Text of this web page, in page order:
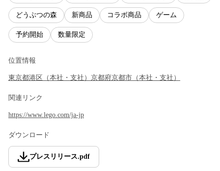
どうぶつの森 新商品 コラボ商品 ゲーム
予約開始 数量限定
位置情報
東京都港区 （本社・支社 ） 京都府京都市 （本社・支社 ）
関連リンク
https://www.lego.com/ja-jp
ダウンロード
プレスリリース.pdf